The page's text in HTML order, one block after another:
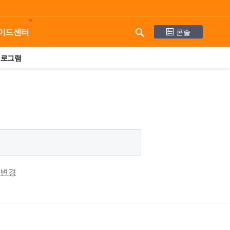
콘솔
드센터
그램
경